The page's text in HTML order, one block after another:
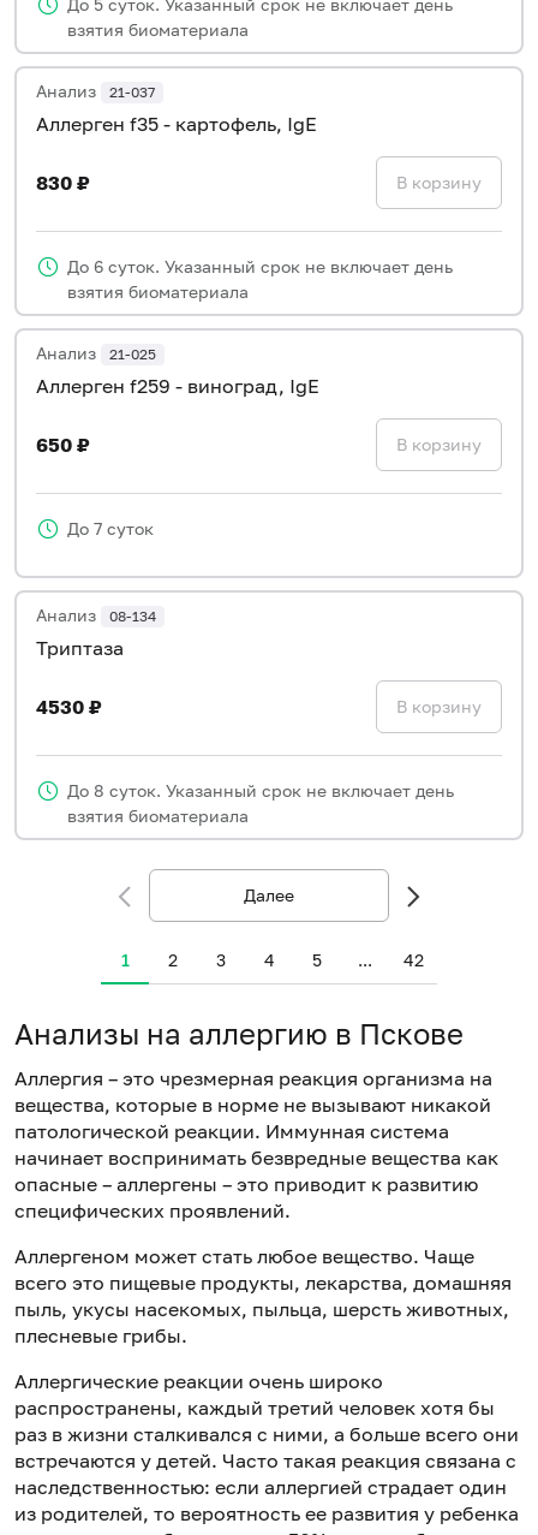
взятия биоматериала
Анализ 21-037
Аллерген f35 - картофель, IgE
830 ₽ В корзину
До 6 суток. Указанный срок не включает день
взятия биоматериала
Анализ 21-025
Аллерген f259 - виноград, IgE
650 ₽ В корзину
До 7 суток
Анализ 08-134
Триптаза
4530 ₽ В корзину
До 8 суток. Указанный срок не включает день
взятия биоматериала
Далее
1 2 3 4 5 ... 42
Анализы на аллергию в Пскове
Аллергия – это чрезмерная реакция организма на
вещества, которые в норме не вызывают никакой
патологической реакции. Иммунная система
начинает воспринимать безвредные вещества как
опасные – аллергены – это приводит к развитию
специфических проявлений.
Аллергеном может стать любое вещество. Чаще
всего это пищевые продукты, лекарства, домашняя
пыль, укусы насекомых, пыльца, шерсть животных,
плесневые грибы.
Аллергические реакции очень широко
распространены, каждый третий человек хотя бы
раз в жизни сталкивался с ними, а больше всего они
встречаются у детей. Часто такая реакция связана с
наследственностью: если аллергией страдает один
из родителей, то вероятность ее развития у ребенка